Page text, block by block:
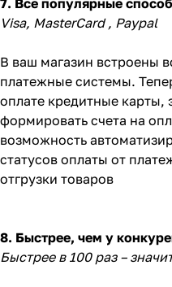
7. Все популярные
Visa, MasterCard , Paypal
В ваш магазин встроены
платежные системы.
оплате кредитные
формировать счета на
возможность
статусов оплаты от
отгрузки товаров
8. Быстрее, чем у
Быстрее в 100 раз –